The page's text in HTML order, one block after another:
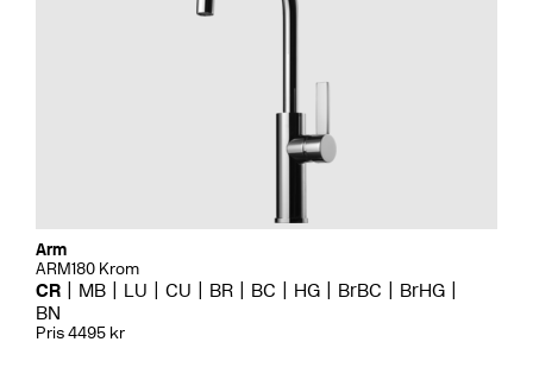
Arm
ARM180 Krom
CR MB LU CU BR BC HG BrBC
BrHG
BN
Pris 4495 kr